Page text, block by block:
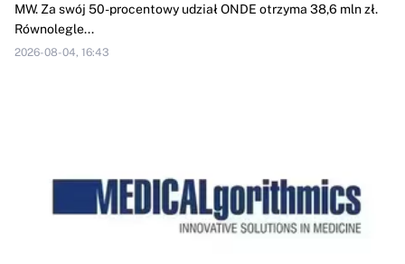
MW. Za swój 50-procentowy udział ONDE otrzyma 38,6 mln zł.
Równolegle...
2026-08-04, 16:43